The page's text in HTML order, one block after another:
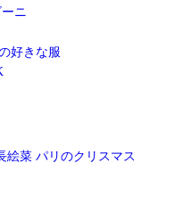
ニ
好きな服
絵菜 パリのクリスマス